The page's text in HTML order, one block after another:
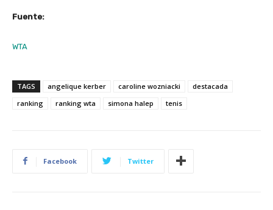
Fuente:
WTA
TAGS angelique kerber caroline wozniacki
destacada
ranking
ranking wta simona halep tenis
Facebook Twitter